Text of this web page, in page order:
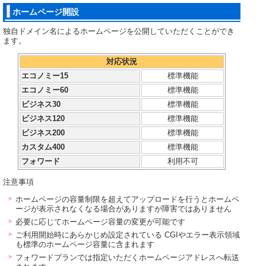
ホームページ開設
独自ドメイン名によるホームページを公開していただくことができ
ます。
対応状況
エコノミー15
標準機能
エコノミー60
標準機能
ビジネス30
標準機能
ビジネス120
標準機能
ビジネス200
標準機能
カスタム400
標準機能
フォワード
利用不可
注意事項
ホームページの容量制限を超えてアップロードを行うとホームペ
ージが表示されなくなる場合がありますが障害ではありません
必要に応じてホームページ容量の変更が可能です
ご利用開始時にあらかじめ設定されている CGIやエラー表示領域
も標準のホームページ容量に含まれます
フォワードプランでは指定いただくホームページアドレスへ転送